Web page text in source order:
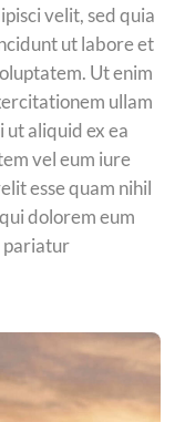
velit, sed quia
ut labore et
Ut enim
ullam
ut aliquid ex ea
vel eum iure
esse quam nihil
dolorem eum
pariatur